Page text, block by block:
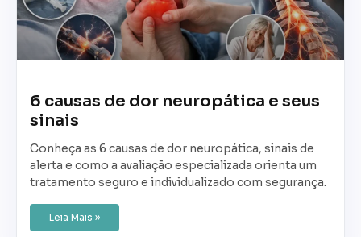
6 causas de dor neuropática e seus
sinais
Conheça as 6 causas de dor neuropática, sinais de
alerta e como a avaliação especializada orienta um
tratamento seguro e individualizado com segurança.
Leia Mais »